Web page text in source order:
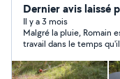
suis minutieux dans
de mes clients est
Dernier avis laissé
Il y a 3 mois
Malgré la pluie, Romain
travail dans le temps